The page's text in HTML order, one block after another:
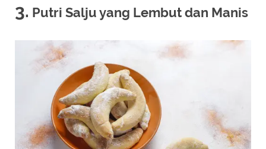
3. Putri Salju yang Lembut dan Manis